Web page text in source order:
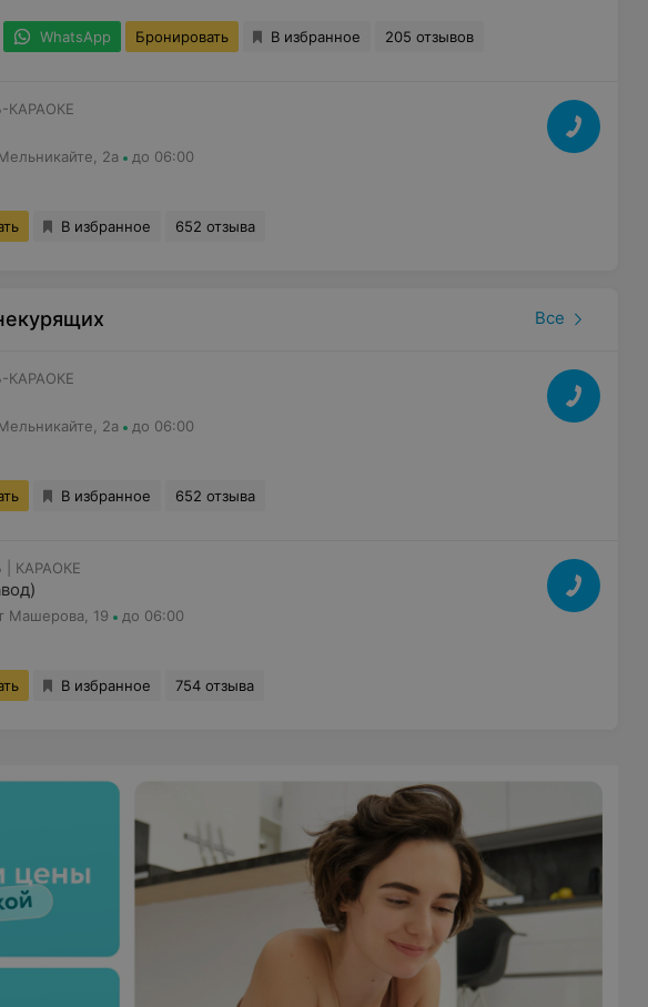
WhatsApp Бронировать В избранное 205 отзывов
КАРАОКЕ
2а до 06:00
В избранное 652 отзыва
Все
КАРАОКЕ
2а до 06:00
В избранное 652 отзыва
| КАРАОКЕ
Машерова, 19 до 06:00
В избранное 754 отзыва